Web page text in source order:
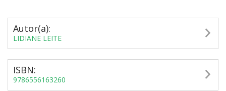
Autor(a):
LIDIANE LEITE
ISBN:
9786556163260